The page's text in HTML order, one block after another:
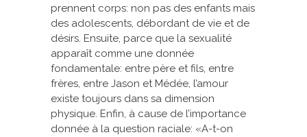
prennent corps: non pas des enfants mais
des adolescents, débordant de vie et de
désirs. Ensuite, parce que la sexualité
apparaît comme une donnée
fondamentale: entre père et fils, entre
frères, entre Jason et Médée, l’amour
existe toujours dans sa dimension
physique. Enfin, à cause de l’importance
donnée à la question raciale: «A-t-on